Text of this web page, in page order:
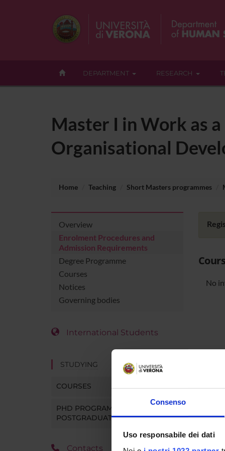
Consenso
Uso responsabile dei dati
DEPARTMENT RESEARCH
Master I in Work as
Organisational
Home Teaching Short Masters programmes
Overview
Enrolment Procedures and
Admission Requirements
Degree Programme
Courses
Notices
Governing bodies
International Students
STUDYING
COURSES
PHD PROGRAMMES AND
POSTGRADUATE TRAINING
Contacts
No